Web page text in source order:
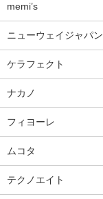
memi’s
ニューウェイジャパン
ケラフェクト
ナカノ
フィヨーレ
ムコタ
テクノエイト